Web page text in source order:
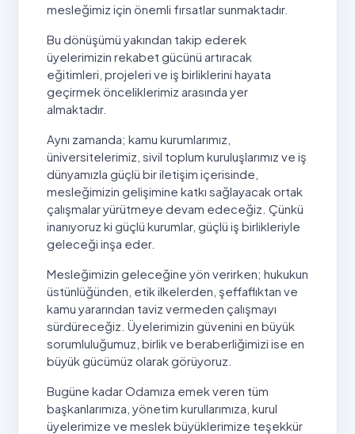
mesleğimiz için önemli fırsatlar sunmaktadır.
Bu dönüşümü yakından takip ederek
üyelerimizin rekabet gücünü artıracak
eğitimleri, projeleri ve iş birliklerini hayata
geçirmek önceliklerimiz arasında yer
almaktadır.
Aynı zamanda; kamu kurumlarımız,
üniversitelerimiz, sivil toplum kuruluşlarımız ve iş
dünyamızla güçlü bir iletişim içerisinde,
mesleğimizin gelişimine katkı sağlayacak ortak
çalışmalar yürütmeye devam edeceğiz. Çünkü
inanıyoruz ki güçlü kurumlar, güçlü iş birlikleriyle
geleceği inşa eder.
Mesleğimizin geleceğine yön verirken; hukukun
üstünlüğünden, etik ilkelerden, şeffaflıktan ve
kamu yararından taviz vermeden çalışmayı
sürdüreceğiz. Üyelerimizin güvenini en büyük
sorumluluğumuz, birlik ve beraberliğimizi ise en
büyük gücümüz olarak görüyoruz.
Bugüne kadar Odamıza emek veren tüm
başkanlarımıza, yönetim kurullarımıza, kurul
üyelerimize ve meslek büyüklerimize teşekkür